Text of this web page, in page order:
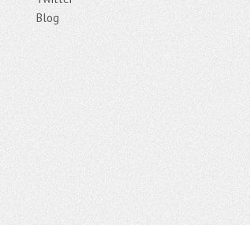
Blog